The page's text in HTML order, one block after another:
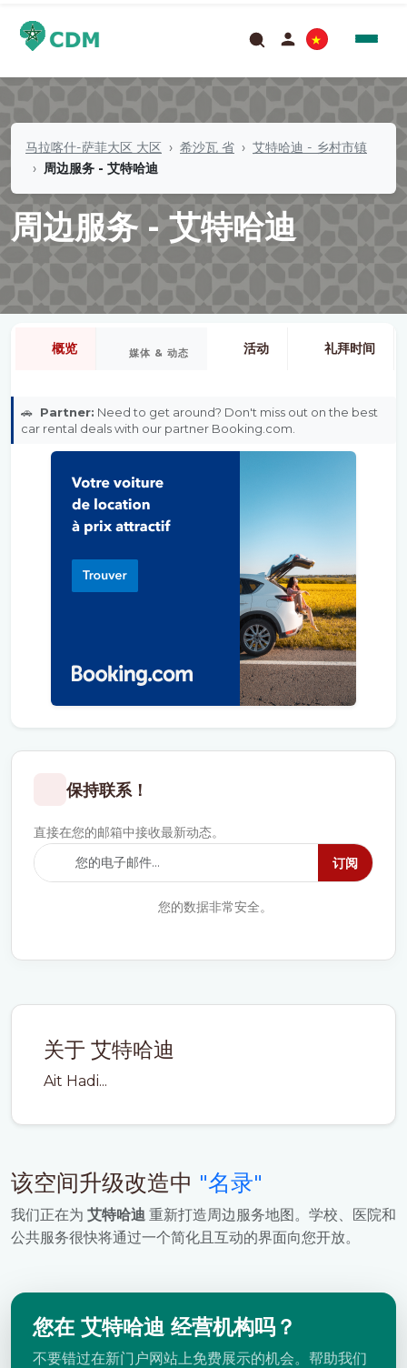
马拉喀什-萨菲大区 大区 希沙瓦 省
艾特哈迪 - 乡村市镇
周边服务 - 艾特哈迪
周边服务 - 艾特哈迪
关于 艾特哈迪
Ait Hadi...
该空间升级改造中 "名录"
我们正在为 艾特哈迪 重新打造周边服务地图。学校、医院和
公共服务很快将通过一个简化且互动的界面向您开放。
您在 艾特哈迪 经营机构吗？
不要错过在新门户网站上免费展示的机会。帮助我们
概览 媒体 & 动态 活动 礼拜时间
🚗 Partner: Need to get around? Don't miss out on the best
car rental deals with our partner Booking.com.
保持联系！
直接在您的邮箱中接收最新动态。
订阅
您的数据非常安全。